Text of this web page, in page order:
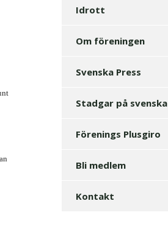
Idrott
Om föreningen
Svenska Press
Stadgar på svenska
Förenings Plusgiro
Bli medlem
Kontakt